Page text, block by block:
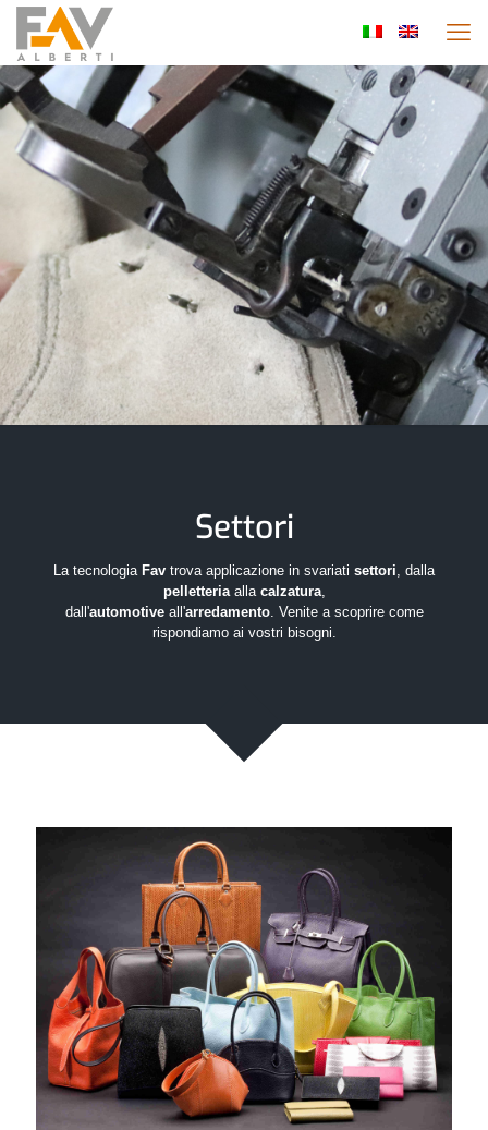
Settori
La tecnologia Fav trova applicazione in svariati settori, dalla
pelletteriaalla calzatura,
dall'automotive all'arredamento. Venite a scoprire come
rispondiamo ai vostri bisogni.